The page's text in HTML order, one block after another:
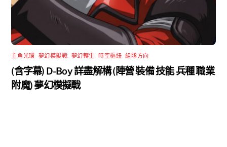
主角光環 夢幻模擬戰 夢幻轉生 時空樞紐 ,組隊方向
(含字幕) D-Boy 詳盡解構 (陣營 裝備 技能 兵種 職業
附魔) 夢幻模擬戰